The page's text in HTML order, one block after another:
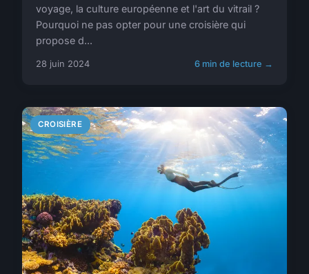
voyage, la culture européenne et l'art du vitrail ?
Pourquoi ne pas opter pour une croisière qui
propose d...
28 juin 2024 6 min de lecture →
CROISIÈRE